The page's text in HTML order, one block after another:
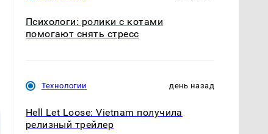
Психологи: ролики с котами
помогают снять стресс
Технологии день назад
Hell Let Loose: Vietnam получила
релизный трейлер